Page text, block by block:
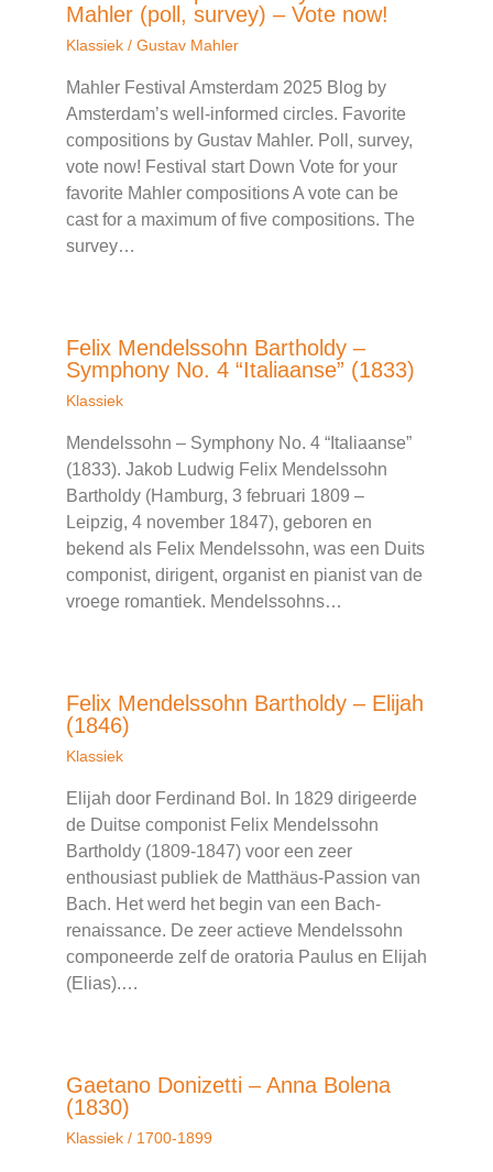
Mahler (poll, survey) – Vote now!
Klassiek / Gustav Mahler
Mahler Festival Amsterdam 2025 Blog by
Amsterdam’s well-informed circles. Favorite
compositions by Gustav Mahler. Poll, survey,
vote now! Festival start Down Vote for your
favorite Mahler compositions A vote can be
cast for a maximum of five compositions. The
survey…
Felix Mendelssohn Bartholdy –
Symphony No. 4 “Italiaanse” (1833)
Klassiek
Mendelssohn – Symphony No. 4 “Italiaanse”
(1833). Jakob Ludwig Felix Mendelssohn
Bartholdy (Hamburg, 3 februari 1809 –
Leipzig, 4 november 1847), geboren en
bekend als Felix Mendelssohn, was een Duits
componist, dirigent, organist en pianist van de
vroege romantiek. Mendelssohns…
Felix Mendelssohn Bartholdy – Elijah
(1846)
Klassiek
Elijah door Ferdinand Bol. In 1829 dirigeerde
de Duitse componist Felix Mendelssohn
Bartholdy (1809-1847) voor een zeer
enthousiast publiek de Matthäus-Passion van
Bach. Het werd het begin van een Bach-
renaissance. De zeer actieve Mendelssohn
componeerde zelf de oratoria Paulus en Elijah
(Elias).…
Gaetano Donizetti – Anna Bolena
(1830)
Klassiek / 1700-1899